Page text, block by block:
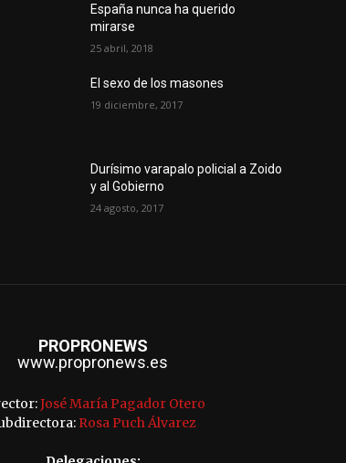
España nunca ha querido
mirarse
25 abril, 2018
El sexo de los masones
19 diciembre, 2017
Durísimo varapalo policial a Zoido
y al Gobierno
24 agosto, 2017
PROPRONEWS
www.propronews.es
José María Pagador Otero
Rosa Puch Álvarez